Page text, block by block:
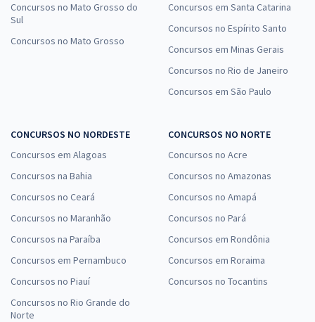
Concursos no Mato Grosso do
Sul
Concursos no Mato Grosso
Concursos em Santa Catarina
Concursos no Espírito Santo
Concursos em Minas Gerais
Concursos no Rio de Janeiro
Concursos em São Paulo
CONCURSOS NO NORDESTE
Concursos em Alagoas
Concursos na Bahia
Concursos no Ceará
Concursos no Maranhão
Concursos na Paraíba
Concursos em Pernambuco
Concursos no Piauí
Concursos no Rio Grande do
Norte
CONCURSOS NO NORTE
Concursos no Acre
Concursos no Amazonas
Concursos no Amapá
Concursos no Pará
Concursos em Rondônia
Concursos em Roraima
Concursos no Tocantins